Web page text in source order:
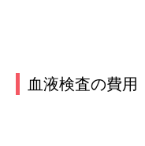
血液検査の費用